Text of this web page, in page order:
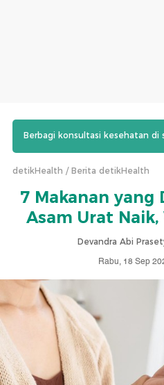
Berbagi konsultasi kesehatan di
detikHealth Berita detikHealth
7 Makanan yang
Asam Urat
Devandra Abi
Rabu, 18 Sep